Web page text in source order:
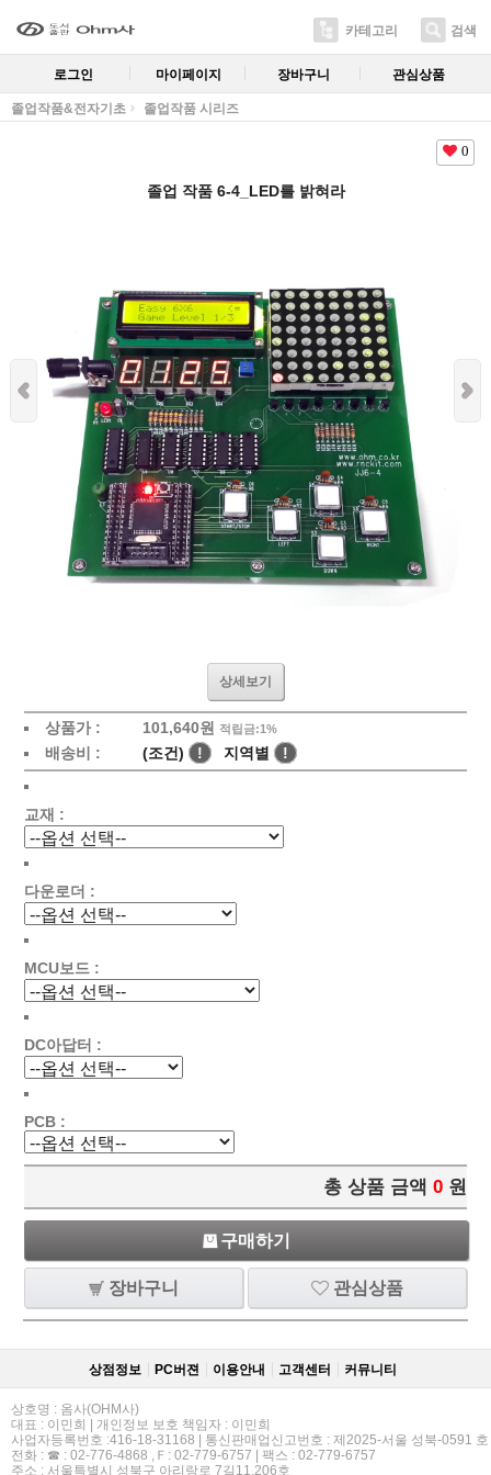
카테고리 검색
로그인 마이페이지 장바구니 관심상품
졸업작품&전자기초 졸업작품 시리즈
0
졸업 작품 6-4_LED를 밝혀라
상세보기
상품가 : 101,640원 적립금:1%
배송비 : (조건) ! 지역별 !
교재 :
다운로더 :
MCU보드 :
DC아답터 :
PCB :
총 상품 금액 0 원
구매하기
장바구니 관심상품
상점정보 PC버젼 이용안내 고객센터 커뮤니티
상호명 : 옴사(OHM사)
대표 : 이민희 | 개인정보 보호 책임자 : 이민희
사업자등록번호 :416-18-31168 | 통신판매업신고번호 : 제2025-서울 성북-0591 호
전화 : ☎ : 02-776-4868 ,Ｆ: 02-779-6757 | 팩스 : 02-779-6757
주소 : 서울특별시 성북구 아리랑로 7길11,206호